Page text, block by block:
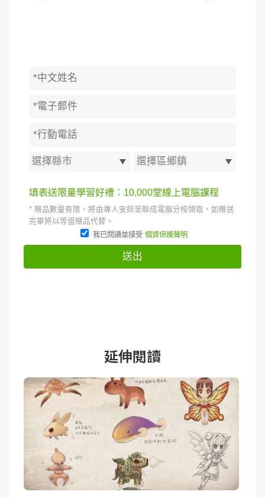
延伸閱讀